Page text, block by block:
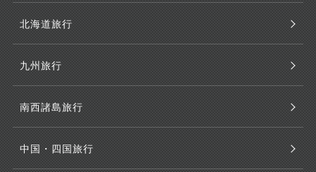
北海道旅行
九州旅行
南西諸島旅行
中国・四国旅行